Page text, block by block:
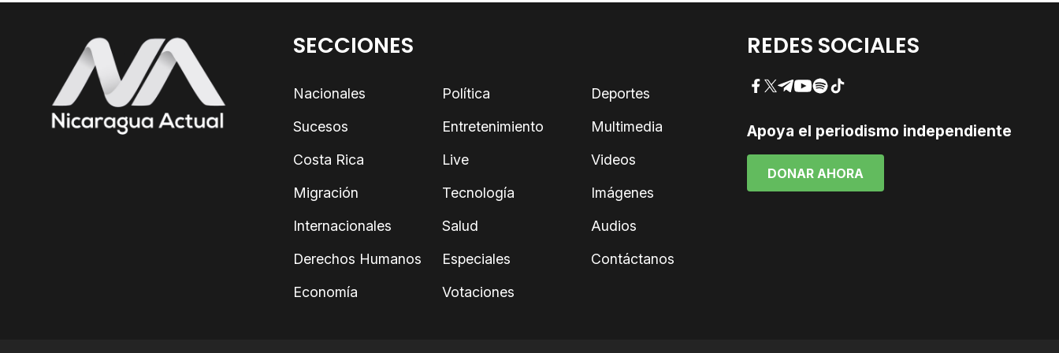
SECCIONES
Nacionales
Sucesos
Costa Rica
Migración
Internacionales
Derechos Humanos
Economía
Política
Entretenimiento
Live
Tecnología
Salud
Especiales
Votaciones
Deportes
Multimedia
Videos
Imágenes
Audios
Contáctanos
REDES SOCIALES
Facebook
Twitter
Telegram
YouTube
SpotifyTikTok
Apoya el periodismo independiente
DONAR AHORA